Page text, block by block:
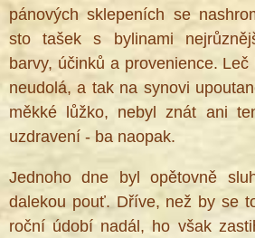
pánových sklepeních se
sto tašek s bylinami
barvy, účinků a provenience.
neudolá, a tak na synovi
měkké lůžko, nebyl znát ani
uzdravení - ba naopak.
Jednoho dne byl opětovně
dalekou pouť. Dříve, než by se
roční údobí nadál, ho však